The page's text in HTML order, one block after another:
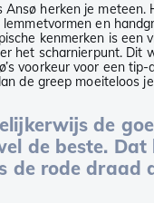
Ansø herken je meteen.
en
kenmerken is een
het scharnierpunt. Dit
voorkeur voor een
de greep moeiteloos
de
de beste. Dat
de rode draad